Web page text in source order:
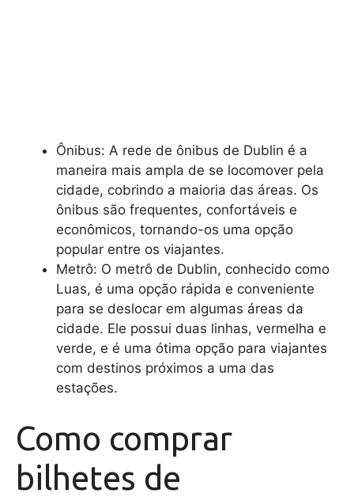
Ônibus: A rede de ônibus de Dublin é a
maneira mais ampla de se locomover pela
cidade, cobrindo a maioria das áreas. Os
ônibus são frequentes, confortáveis e
econômicos, tornando-os uma opção
popular entre os viajantes.
Metrô: O metrô de Dublin, conhecido como
Luas, é uma opção rápida e conveniente
para se deslocar em algumas áreas da
cidade. Ele possui duas linhas, vermelha e
verde, e é uma ótima opção para viajantes
com destinos próximos a uma das
estações.
Como comprar
bilhetes de